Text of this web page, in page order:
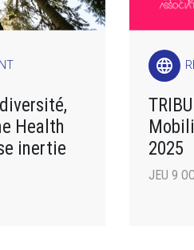
Health
inertie
language
2025
JEU 9